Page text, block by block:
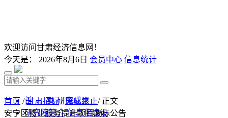
欢迎访问甘肃经济信息网！
今天是： 2026年8月6日 会员中心 信息统计
首 页 研究成果
研究院简介 信息化建设
首页 /甘肃招标/废标终止/ 正文
安宁区物业服务提升项目废标公告